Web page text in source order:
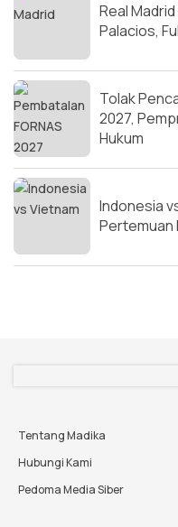
Real
Palacios,
Tolak
2027,
Hukum
Indonesia
Pertemuan
Tentang Madika
Hubungi Kami
Pedoma Media Siber